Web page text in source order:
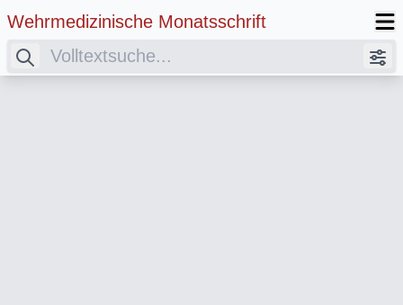
Wehrmedizinische Monatsschrift